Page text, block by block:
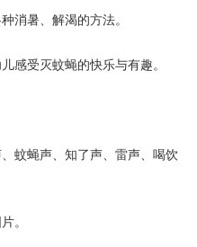
暑、解渴的方法。
受灭蚊蝇的快乐与有趣。
蝇声、知了声、雷声、喝饮
。